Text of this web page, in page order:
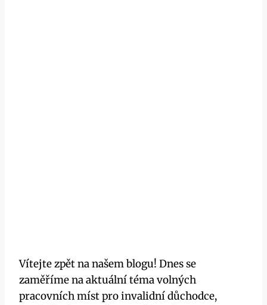
Vítejte zpět na našem blogu! Dnes se
zaměříme na aktuální téma volných
pracovních míst pro invalidní důchodce,